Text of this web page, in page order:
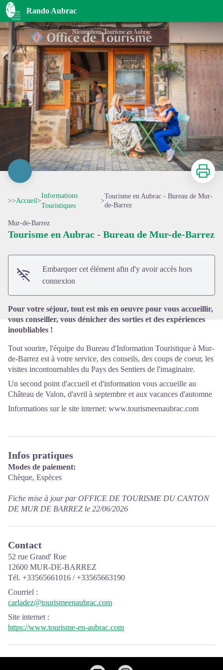
Rando Aubrac
Tourisme en Aubrac - Bureau de Mur-de-Barrez
Nicomphoto-Tourisme en Aubrac
Imprimer
>>Accueil>
Informations
Touristiques
>
Tourisme en Aubrac - Bureau de Mur-
de-Barrez
Mur-de-Barrez
Tourisme en Aubrac - Bureau de Mur-de-Barrez
Embarquer cet élément afin d'y avoir accès hors
connexion
Pour votre séjour, tout est mis en oeuvre pour vous accueillir,
vous conseiller, vous dénicher des sorties et des expériences
inoubliables !
Tout sourire, l'équipe du Bureau d'Information Touristique à Mur-
de-Barrez est à votre service, des conseils, des coups de coeur, les
visites incontournables du Pays des Sentiers de l'imaginaire.
Un second point d'accueil et d'information vous accueille au
Château de Valon, d'avril à septembre et aux vacances d'automne
Informations sur le site internet: www.tourismeenaubrac.com
Infos pratiques
Modes de paiement:
Chèque, Espèces
Fiche mise à jour par OFFICE DE TOURISME DU CANTON
DE MUR DE BARREZ le 22/06/2026
Contact
52 rue Grand' Rue
12600 MUR-DE-BARREZ
Tél. +33565661016 / +33565663190
Courriel :
carladez@tourismeenaubrac.com
Site internet :
https://www.tourisme-en-aubrac.com